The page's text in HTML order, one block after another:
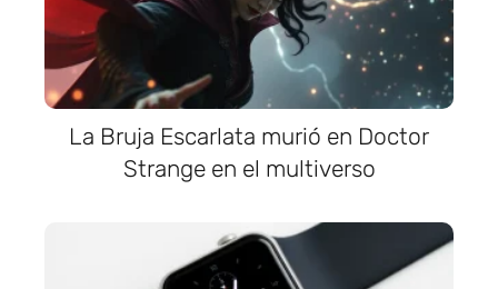
La Bruja Escarlata murió en Doctor
Strange en el multiverso